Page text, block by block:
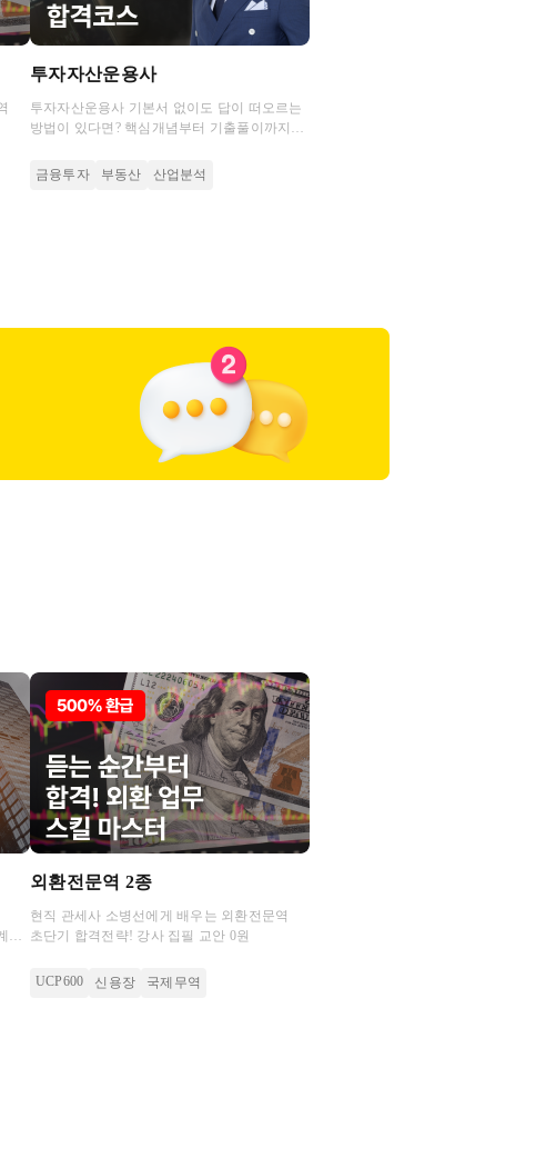
투자자산운용사
투자자산운용사 기본서 없이도 답이 떠오르는
방법이 있다면? 핵심개념부터 기출풀이까지
시작하는 최단기 코스로 시작하세요.
금융투자 부동산 산업분석
한
외환전문역 2종
현직 관세사 소병선에게 배우는 외환전문역
초단기 합격전략! 강사 집필 교안 0원
UCP600 신용장 국제무역